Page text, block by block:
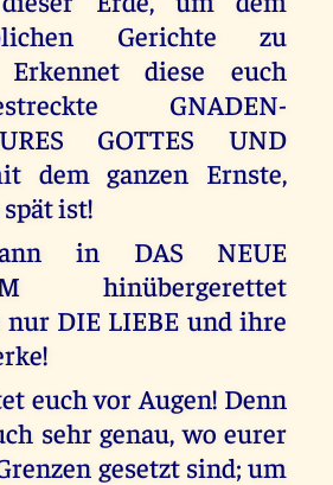
Gerichte zu
Erkennet diese euch
GNADEN-
GOTTES UND
dem ganzen Ernste,
ist!
in DAS NEUE
hinübergerettet
DIE LIEBE und ihre
euch vor Augen! Denn
sehr genau, wo eurer
gesetzt sind; um